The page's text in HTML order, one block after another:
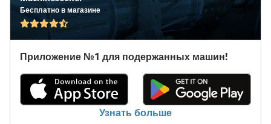
Бесплатно в магазине
Приложение №1 для подержанных машин!
Узнать больше